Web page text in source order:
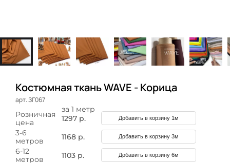
Костюмная ткань WAVE - Корица
арт. ЗГ067
за 1 метр
Розничная
цена
1297 р. Добавить в корзину 1м
3-6
метров
1168 р. Добавить в корзину 3м
6-12
метров
1103 р. Добавить в корзину 6м